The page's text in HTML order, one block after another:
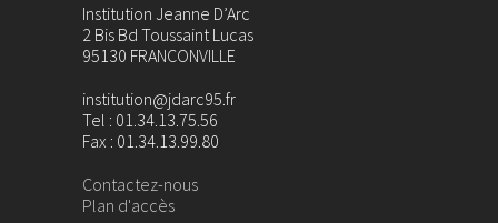
Institution Jeanne D’Arc
2 Bis Bd Toussaint Lucas
95130 FRANCONVILLE
institution@jdarc95.fr
Tel : 01.34.13.75.56
Fax : 01.34.13.99.80
Contactez-nous
Plan d'accès